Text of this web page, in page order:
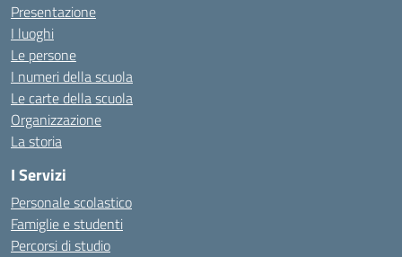
Presentazione
I luoghi
Le persone
I numeri della scuola
Le carte della scuola
Organizzazione
La storia
I Servizi
Personale scolastico
Famiglie e studenti
Percorsi di studio